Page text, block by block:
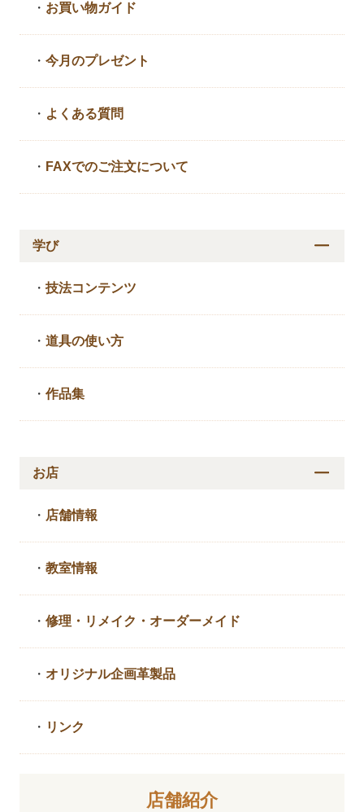
・ お買い物ガイド
・今月のプレゼント
・ よくある質問
・ FAXでのご注文について
学び
・技法コンテンツ
・道具の使い方
・作品集
お店
・ 店舗情報
・教室情報
・修理・リメイク・ オーダーメイド
・ オリジナル企画革製品
・ リンク
店舗紹介